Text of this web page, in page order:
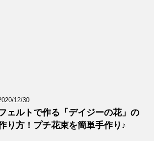
12/30
ェルトで作る「デイジーの花」の
り方！プチ花束を簡単手作り♪